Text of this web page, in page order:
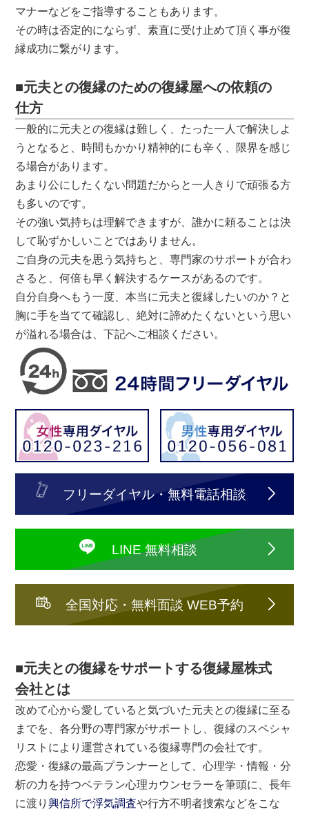
マナーなどをご指導することもあります。
その時は否定的にならず、素直に受け止めて頂く事が復
縁成功に繋がります。
■元夫との復縁のための復縁屋への依頼の
仕方
一般的に元夫との復縁は難しく、たった一人で解決しよ
うとなると、時間もかかり精神的にも辛く、限界を感じ
る場合があります。
あまり公にしたくない問題だからと一人きりで頑張る方
も多いのです。
その強い気持ちは理解できますが、誰かに頼ることは決
して恥ずかしいことではありません。
ご自身の元夫を思う気持ちと、専門家のサポートが合わ
さると、何倍も早く解決するケースがあるのです。
自分自身へもう一度、本当に元夫と復縁したいのか？と
胸に手を当てて確認し、絶対に諦めたくないという思い
が溢れる場合は、下記へご相談ください。
フリーダイヤル・無料電話相談
LINE 無料相談
全国対応・無料面談 WEB予約
■元夫との復縁をサポートする復縁屋株式
会社とは
改めて心から愛していると気づいた元夫との復縁に至る
までを、各分野の専門家がサポートし、復縁のスペシャ
リストにより運営されている復縁専門の会社です。
恋愛・復縁の最高プランナーとして、心理学・情報・分
析の力を持つベテラン心理カウンセラーを筆頭に、長年
に渡り興信所で浮気調査や行方不明者捜索などをこな